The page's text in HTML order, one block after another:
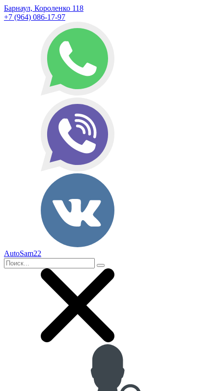
Барнаул, Короленко 118
+7 (964) 086-17-97
AutoSam22